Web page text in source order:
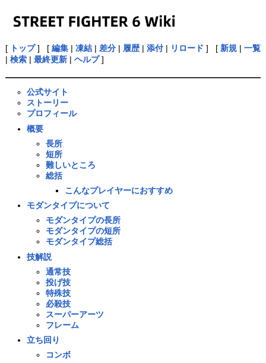
[ トップ] [ 編集| 凍結| 差分| 履歴| 添付| リロード ] [ 新規| 一覧
| 検索| 最終更新| ヘルプ]
公式サイト
ストーリー
プロフィール
概要
長所
短所
難しいところ
総括
こんなプレイヤーにおすすめ
モダンタイプについて
モダンタイプの長所
モダンタイプの短所
モダンタイプ総括
技解説
通常技
投げ技
特殊技
必殺技
スーパーアーツ
フレーム
立ち回り
コンボ